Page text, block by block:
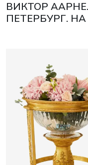
ВИКТОР
ПЕТЕРБУРГ.